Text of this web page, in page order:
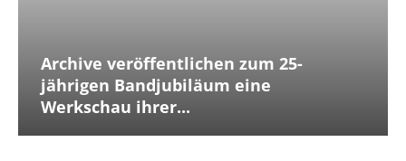
Archive veröffentlichen zum 25-
jährigen Bandjubiläum eine
Werkschau ihrer...